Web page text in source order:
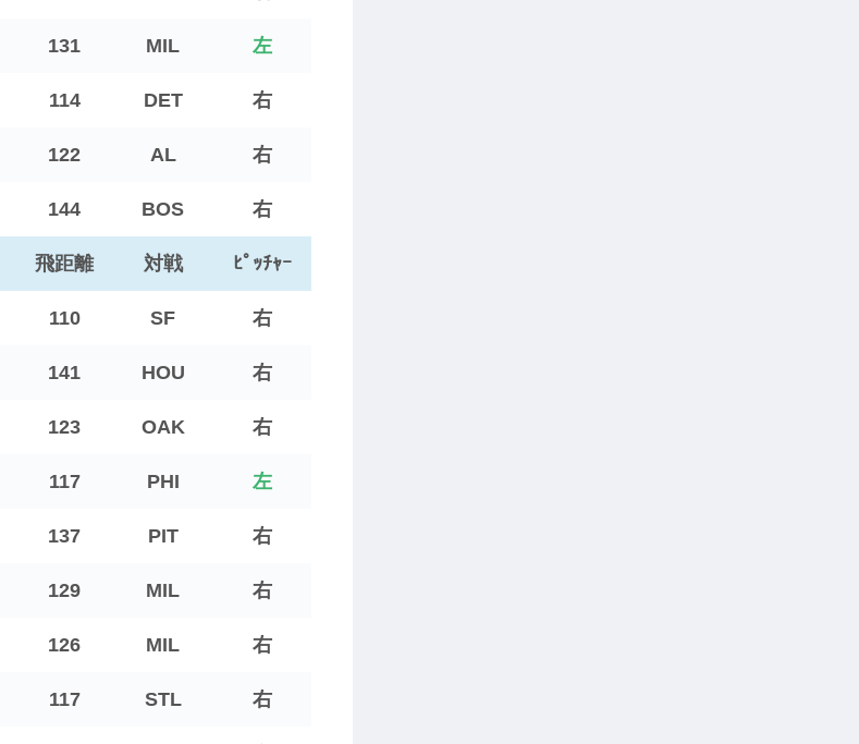
131 MIL 左
114 DET 右
122 AL 右
144 BOS 右
飛距離 対戦 ﾋﾟｯﾁｬｰ
110 SF 右
141 HOU 右
123 OAK 右
117 PHI 左
137 PIT 右
129 MIL 右
126 MIL 右
117 STL 右